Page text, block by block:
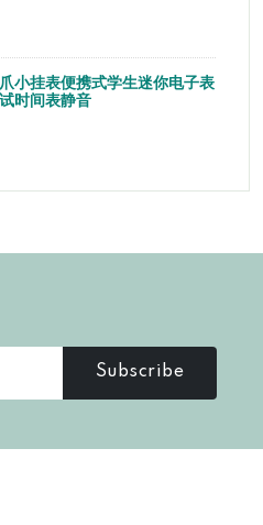
小挂表便携式学生迷你电子表
时间表静音
Subscribe